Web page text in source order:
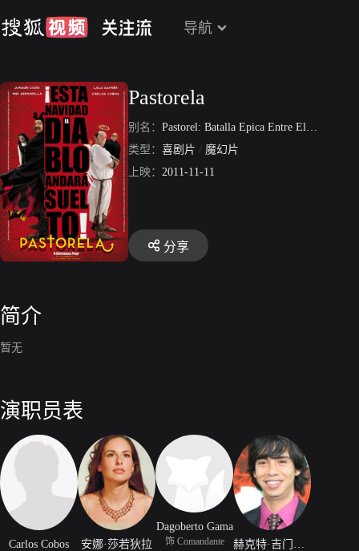
导航
Pastorela
别名： Pastorel: Batalla Epica Entre El Bien Y El Mal
类型： 喜剧片 / 魔幻片
上映： 2011-11-11
分享
简介
暂无
演职员表
Carlos Cobos 安娜·莎若狄拉
Dagoberto Gama
饰 Comandante